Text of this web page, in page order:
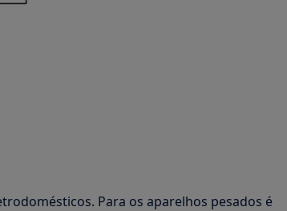
Para os aparelhos pesados é